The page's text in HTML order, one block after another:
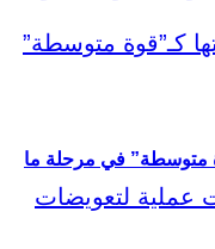
متوسطة” في مرحلة ما